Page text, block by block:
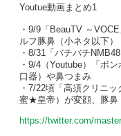
Youtue動画まとめ1
・9/9「BeauTV ～
ルフ豚鼻（小ネタ以下）
・8/31「バチバチ
・9/4（Youtube）「ボ
口器）や鼻つまみ
・7/22頃「高須クリニ
蜜★皇帝）が変顔、豚鼻
https://twitter.com/